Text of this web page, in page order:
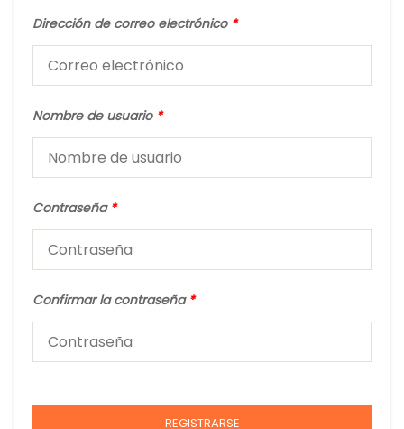
Dirección de correo electrónico *
Nombre de usuario *
Contraseña *
Confirmar la contraseña *
REGISTRARSE